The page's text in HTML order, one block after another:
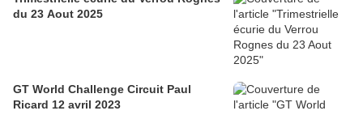
du 23 Aout 2025
GT World Challenge Circuit Paul
Ricard 12 avril 2023